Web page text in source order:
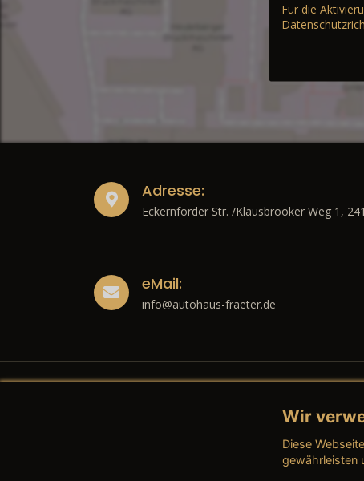
Für die
Adresse:
Eckernförder Str. /Klausbrooker Weg 1,
eMail:
info@autohaus-fraeter.de
→
Wir
Diese
gewährleisten